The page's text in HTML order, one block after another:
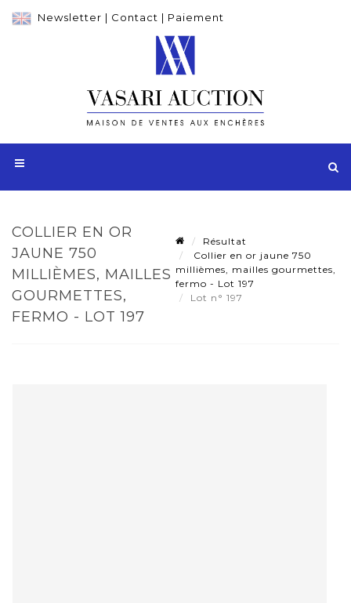
Newsletter | Contact | Paiement
COLLIER EN OR
JAUNE 750
MILLIÈMES, MAILLES
GOURMETTES,
FERMO - LOT 197
Résultat
Collier en or jaune 750
millièmes, mailles gourmettes,
fermo - Lot 197
Lot n° 197